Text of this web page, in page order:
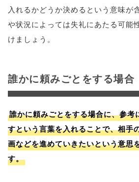
入れるかどうか決めるという意味が
や状況によっては失礼にあたる可能
けましょう。
誰かに頼みごとをする場合
誰かに頼みごとをする場合に、参考
すという言葉を入れることで、相手
画などを進めていきたいという意思
す。